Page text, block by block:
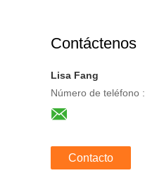
Contáctenos
Lisa Fang
Número de teléfono :
Contacto